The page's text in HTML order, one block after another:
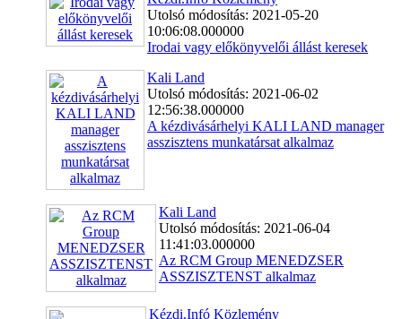
Utolsó módosítás: 2021-05-20
10:06:08.000000
Irodai vagy előkönyvelői állást keresek
Kali Land
Utolsó módosítás: 2021-06-02
12:56:38.000000
A kézdivásárhelyi KALI LAND manager
asszisztens munkatársat alkalmaz
Kali Land
Utolsó módosítás: 2021-06-04
11:41:03.000000
Az RCM Group MENEDZSER
ASSZISZTENST alkalmaz
Kézdi.Infó Közlemény